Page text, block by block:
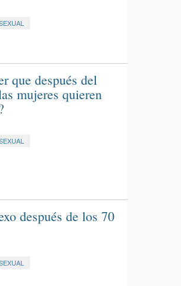
que después del
mujeres quieren
después de los 70